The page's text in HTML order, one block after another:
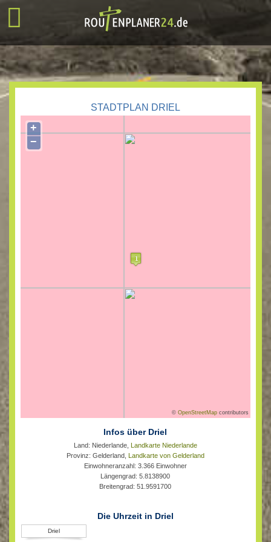
STADTPLAN DRIEL
+
−
©OpenStreetMap contributors
Infos über Driel
Land: Niederlande, Landkarte Niederlande
Provinz: Gelderland, Landkarte von Gelderland
Einwohneranzahl: 3.366 Einwohner
Längengrad: 5.8138900
Breitengrad: 51.9591700
Die Uhrzeit in Driel
Driel